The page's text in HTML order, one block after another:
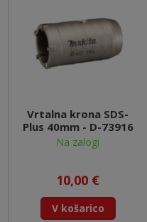
Vrtalna krona SDS-
Plus 40mm - D-73916
Na zalogi
10,00 €
V košarico